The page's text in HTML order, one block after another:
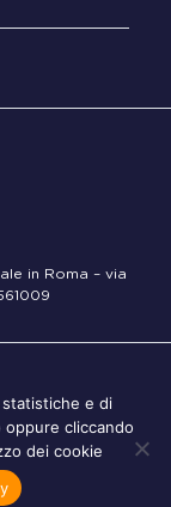
in Roma – via
Policy
e di
cliccando
dei cookie